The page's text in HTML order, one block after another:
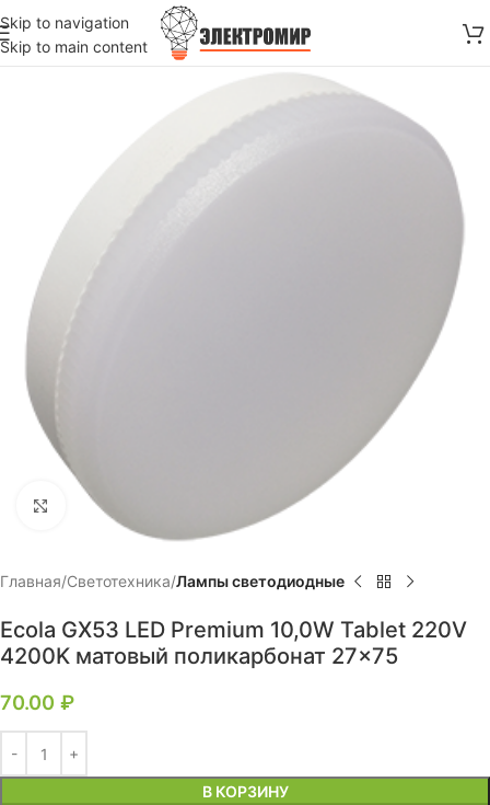
Skip to navigation
Skip to main content
Нажмите, чтобы увеличить
Главная Светотехника Лампы светодиодные
Ecola GX53 LED Premium 10,0W Tablet 220V
4200K матовый поликарбонат 27×75
70.00 ₽
В КОРЗИНУ